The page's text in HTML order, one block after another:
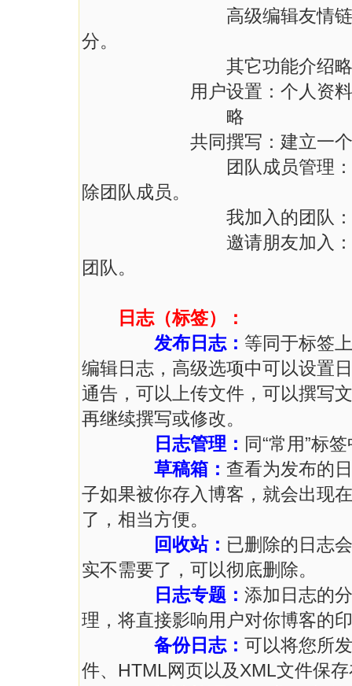
高级编辑友情链接：以
分。
其它功能介绍略
用户设置：个人资料、
略
共同撰写：建立一个共
团队成员管理：对已经
除团队成员。
我加入的团队：显示你
邀请朋友加入：填入用
团队。
日志（标签）：
发布日志： 等同于标签
编辑日志，高级选项中可以设置
通告，可以上传文件，可以撰写
再继续撰写或修改。
日志管理： 同“常用”标
草稿箱： 查看为发布的
子如果被你存入博客，就会出现
了，相当方便。
回收站： 已删除的日志
实不需要了，可以彻底删除。
日志专题： 添加日志的
理，将直接影响用户对你博客的
备份日志： 可以将您所
件、HTML网页以及XML文件保